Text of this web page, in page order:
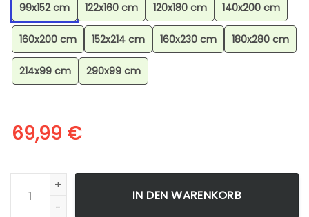
99x152 cm
122x160 cm 120x180 cm 140x200 cm
160x200 cm 152x214 cm 160x230 cm 180x280 cm
214x99 cm 290x99 cm
69,99 €
Undertale Teppich für Wohnzimmer, Geometrischer
IN DEN WARENKORB